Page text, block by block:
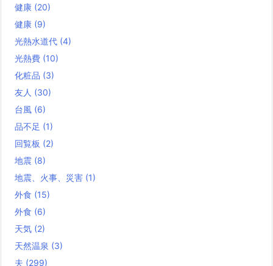
健康 (20)
健康 (9)
光熱水道代 (4)
光熱費 (10)
化粧品 (3)
友人 (30)
台風 (6)
品不足 (1)
回覧板 (2)
地震 (8)
地震、火事、災害 (1)
外食 (15)
外食 (6)
天気 (2)
天然温泉 (3)
夫 (299)